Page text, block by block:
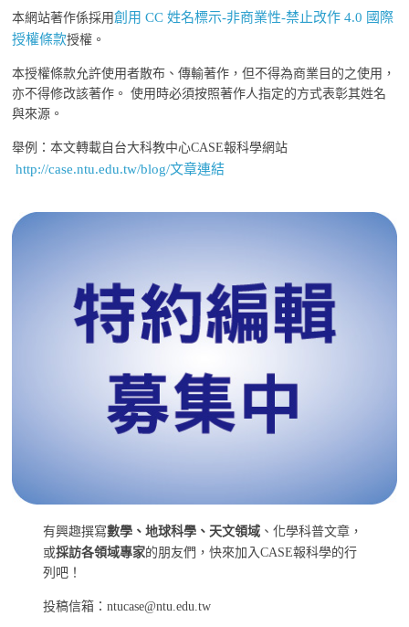
本網站著作係採用創用 CC 姓名標示-非商業性-禁止改作 4.0 國際
授權條款授權。
本授權條款允許使用者散布、傳輸著作，但不得為商業目的之使用，
亦不得修改該著作。 使用時必須按照著作人指定的方式表彰其姓名
與來源。
舉例：本文轉載自台大科教中心CASE報科學網站
http://case.ntu.edu.tw/blog/文章連結
有興趣撰寫數學、地球科學、天文領域 、化學科普文章，
或採訪各領域專家的朋友們，快來加入CASE報科學的行
列吧！
投稿信箱：ntucase@ntu.edu.tw